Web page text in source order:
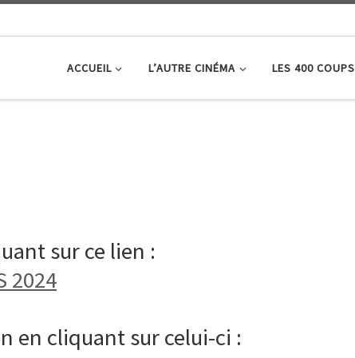
ACCUEIL L’AUTRE CINÉMA LES 400 COUPS
sur ce lien :
2024
en cliquant sur celui-ci :